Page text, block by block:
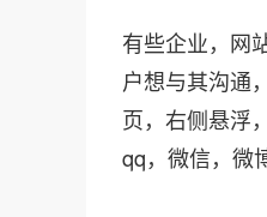
有些企业，网
户想与其沟通
页，右侧悬浮
qq，微信，微